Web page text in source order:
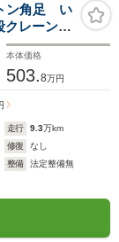
ン角足 い
クレーン
ボディ
中型 速
本体価格
503.8万円
走行 9.3万km
修復
なし
整備
法定整備無